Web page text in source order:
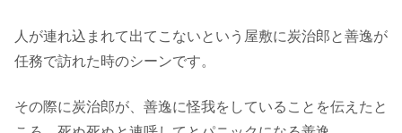
人が連れ込まれて出てこないという屋敷に炭治郎と善逸が
任務で訪れた時のシーンです。
その際に炭治郎が、善逸に怪我をしていることを伝えたと